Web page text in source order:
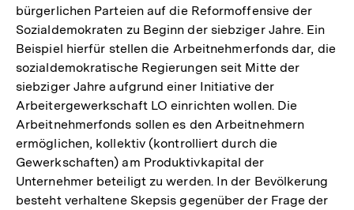
bürgerlichen Parteien auf die Reformoffensive der
Sozialdemokraten zu Beginn der siebziger Jahre. Ein
Beispiel hierfür stellen die Arbeitnehmerfonds dar, die
sozialdemokratische Regierungen seit Mitte der
siebziger Jahre aufgrund einer Initiative der
Arbeitergewerkschaft LO einrichten wollen. Die
Arbeitnehmerfonds sollen es den Arbeitnehmern
ermöglichen, kollektiv (kontrolliert durch die
Gewerkschaften) am Produktivkapital der
Unternehmer beteiligt zu werden. In der Bevölkerung
besteht verhaltene Skepsis gegenüber der Frage der